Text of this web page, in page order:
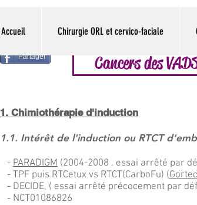
Accueil Chirurgie ORL et cervico-faciale
Partager Cancers des
1. Chimiothérapie d'induction
1.1. Intérêt de l'induction ou RTCT
- PARADIGM (2004-2008 . essai arrêté par
- TPF puis RTCetux vs RTCT(CarboFu) (
- DECIDE, ( essai arrêté précocement par
- NCT01086826